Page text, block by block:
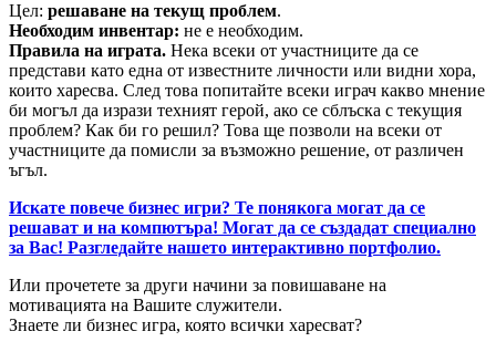
Цел: решаване на текущ проблем.
Необходим инвентар: не е необходим.
Правила на играта. Нека всеки от участниците да се
представи като една от известните личности или видни хора,
които харесва. След това попитайте всеки играч какво мнение
би могъл да изрази техният герой, ако се сблъска с текущия
проблем? Как би го решил? Това ще позволи на всеки от
участниците да помисли за възможно решение, от различен
ъгъл.
Искате повече бизнес игри? Те понякога могат да се
решават и на компютъра! Могат да се създадат специално
за Вас! Разгледайте нашето интерактивно портфолио.
Или прочетете за други начини за повишаване на
мотивацията на Вашите служители.
Знаете ли бизнес игра, която всички харесват?